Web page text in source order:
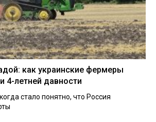
как украинские фермеры
4-летней давности
стало понятно, что Россия